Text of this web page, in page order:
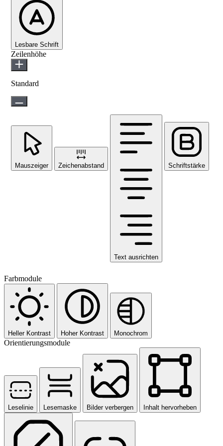
Lesbare Schrift
Zeilenhöhe
Standard
Mauszeiger Zeichenabstand
Text ausrichten
Schriftstärke
Farbmodule
Heller Kontrast Hoher Kontrast Monochrom
Orientierungsmodule
Leselinie Lesemaske Bilder verbergen Inhalt hervorheben